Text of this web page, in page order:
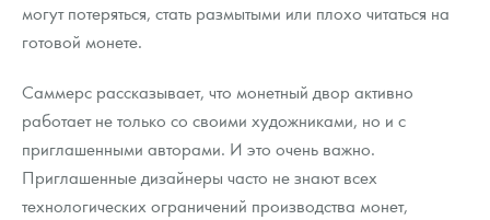
могут потеряться, стать размытыми или плохо читаться на
готовой монете.
Саммерс рассказывает, что монетный двор активно
работает не только со своими художниками, но и с
приглашенными авторами. И это очень важно.
Приглашенные дизайнеры часто не знают всех
технологических ограничений производства монет,